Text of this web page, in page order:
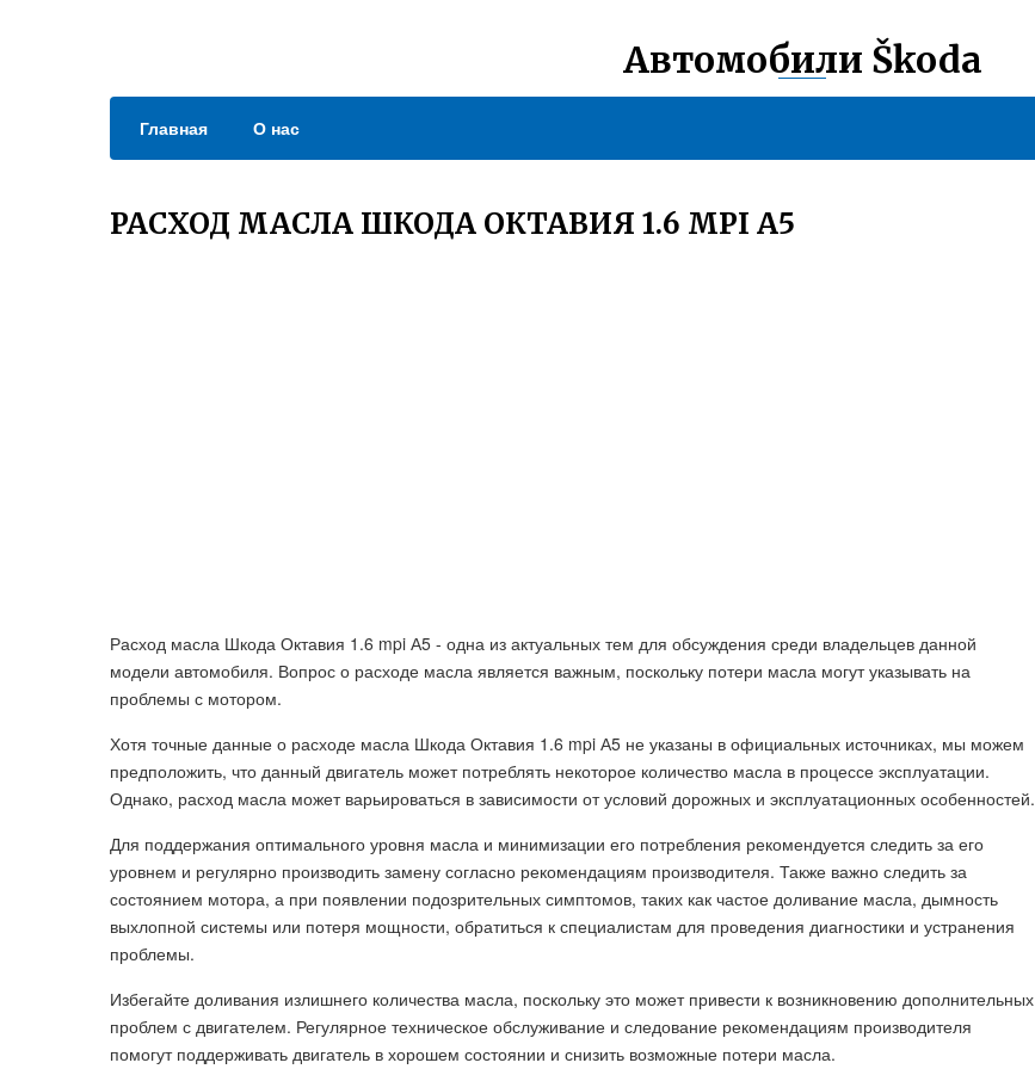
Автомобили Škoda
Главная О нас
РАСХОД МАСЛА ШКОДА ОКТАВИЯ 1.6 MPI А5
Расход масла Шкода Октавия 1.6 mpi А5 - одна из актуальных тем для обсуждения среди владельцев данной
модели автомобиля. Вопрос о расходе масла является важным, поскольку потери масла могут указывать на
проблемы с мотором.
Хотя точные данные о расходе масла Шкода Октавия 1.6 mpi А5 не указаны в официальных источниках, мы можем
предположить, что данный двигатель может потреблять некоторое количество масла в процессе эксплуатации.
Однако, расход масла может варьироваться в зависимости от условий дорожных и эксплуатационных особенностей.
Для поддержания оптимального уровня масла и минимизации его потребления рекомендуется следить за его
уровнем и регулярно производить замену согласно рекомендациям производителя. Также важно следить за
состоянием мотора, а при появлении подозрительных симптомов, таких как частое доливание масла, дымность
выхлопной системы или потеря мощности, обратиться к специалистам для проведения диагностики и устранения
проблемы.
Избегайте доливания излишнего количества масла, поскольку это может привести к возникновению дополнительных
проблем с двигателем. Регулярное техническое обслуживание и следование рекомендациям производителя
помогут поддерживать двигатель в хорошем состоянии и снизить возможные потери масла.